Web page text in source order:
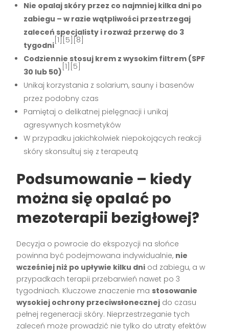
Nie opalaj skóry przez co najmniej kilka dni po
zabiegu – w razie wątpliwości przestrzegaj
zaleceń specjalisty i rozważ przerwę do 3
tygodni
[1][5][8]
Codziennie stosuj krem z wysokim filtrem (SPF
30 lub 50)
[1][5]
Unikaj korzystania z solarium, sauny i basenów
przez podobny czas
Pamiętaj o delikatnej pielęgnacji i unikaj
agresywnych kosmetyków
W przypadku jakichkolwiek niepokojących reakcji
skóry skonsultuj się z terapeutą
Podsumowanie – kiedy
można się opalać po
mezoterapii bezigłowej?
Decyzja o powrocie do ekspozycji na słońce
powinna być podejmowana indywidualnie, nie
wcześniej niż po upływie kilku dni od zabiegu, a w
przypadkach terapii przebarwień nawet po 3
tygodniach. Kluczowe znaczenie ma stosowanie
wysokiej ochrony przeciwsłonecznej do czasu
pełnej regeneracji skóry. Nieprzestrzeganie tych
zaleceń może prowadzić nie tylko do utraty efektów